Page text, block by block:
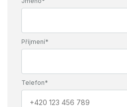
Příjmení*
Telefon*